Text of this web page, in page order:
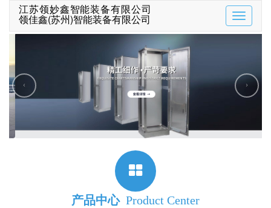
Toggle
江苏领妙鑫智能装备有限公司
领佳鑫(苏州)智能装备有限公司
‹ ›
产品中心 Product Center